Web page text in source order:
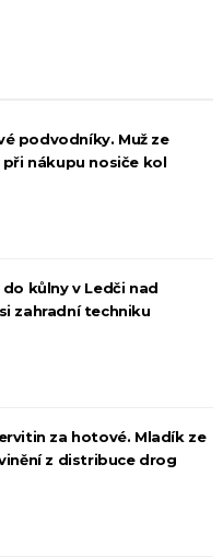
podvodníky. Muž ze
nákupu nosiče kol
kůlny v Ledči nad
zahradní techniku
za hotové. Mladík ze
z distribuce drog